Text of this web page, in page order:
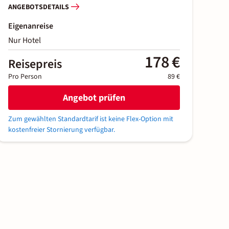
ANGEBOTSDETAILS
Eigenanreise
Nur Hotel
Reisepreis 178 €
Pro Person 89 €
Angebot prüfen
Zum gewählten Standardtarif ist keine Flex-Option mit
kostenfreier Stornierung verfügbar.